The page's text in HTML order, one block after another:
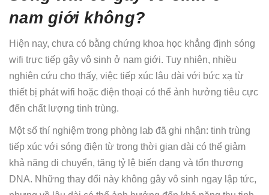
nam giới không?
Hiện nay, chưa có bằng chứng khoa học khẳng định sóng
wifi trực tiếp gây vô sinh ở nam giới. Tuy nhiên, nhiều
nghiên cứu cho thấy, việc tiếp xúc lâu dài với bức xạ từ
thiết bị phát wifi hoặc điện thoại có thể ảnh hưởng tiêu cực
đến chất lượng tinh trùng.
Một số thí nghiệm trong phòng lab đã ghi nhận: tinh trùng
tiếp xúc với sóng điện từ trong thời gian dài có thể giảm
khả năng di chuyển, tăng tỷ lệ biến dạng và tổn thương
DNA. Những thay đổi này không gây vô sinh ngay lập tức,